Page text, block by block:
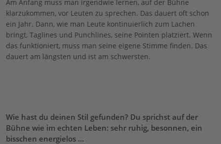
Am Anfang muss man irgendwie lernen, auf der Bühne
klarzukommen, vor Leuten zu sprechen. Das dauert oft schon
ein Jahr. Dann, wie man Leute kontinuierlich zum Lachen
bringt, Taglines und Punchlines, seine Pointen platziert. Wenn
das funktioniert, muss man seine eigene Stimme finden. Das
dauert am längsten und ist am schwersten.
Wie hast du deinen Stil gefunden? Du sprichst auf der
Bühne wie im echten Leben: sehr ruhig, besonnen, ein
bisschen energielos …